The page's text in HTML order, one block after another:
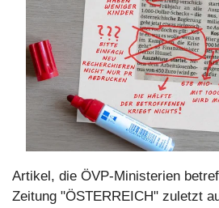
Artikel, die ÖVP-Ministerien
Zeitung "ÖSTERREICH" zuletzt